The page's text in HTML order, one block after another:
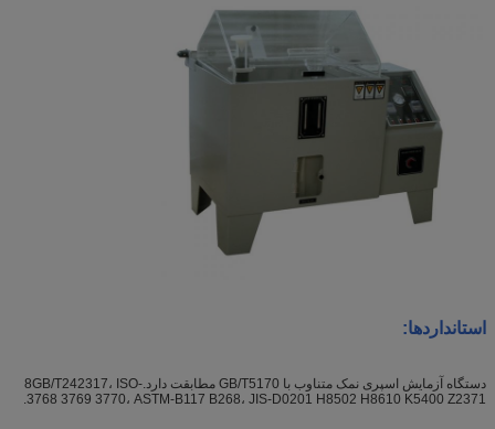
استانداردها:
دستگاه آزمایش اسپری نمک متناوب با GB/T5170 مطابقت دارد.8GB/T242317، ISO-
3768 3769 3770، ASTM-B117 B268، JIS-D0201 H8502 H8610 K5400 Z2371.